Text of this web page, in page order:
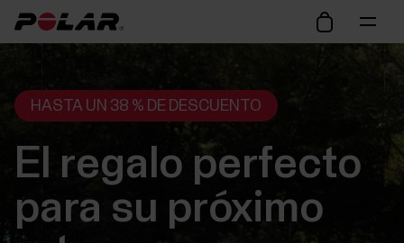
HASTA UN 38 % DE DESCUENTO
El regalo perfecto
para su próximo